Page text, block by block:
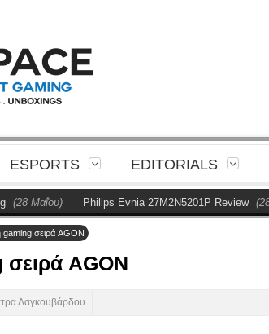
ESPORTS EDITORIALS
Philips Evnia 27M2N5201P Review (28 Μαΐου)
σειρά AGON
AGON
Λαγκουβάρδου